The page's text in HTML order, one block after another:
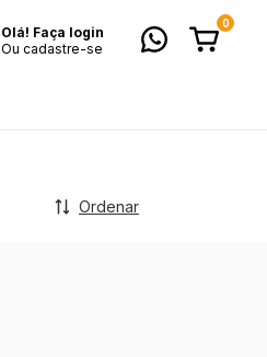
Olá! Faça login
Ou cadastre-se
0
Ordenar